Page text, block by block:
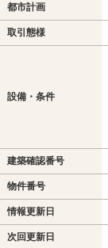
都市計画
取引態様
設備・条件
建築確認番号
物件番号
情報更新日
次回更新日